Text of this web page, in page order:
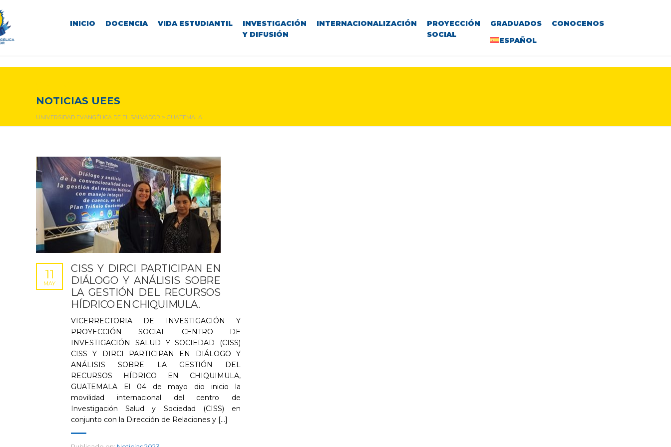
INICIO DOCENCIA VIDA ESTUDIANTIL
INVESTIGACIÓN
Y DIFUSIÓN
INTERNACIONALIZACIÓN
PROYECCIÓN
SOCIAL
GRADUADOS
CONOCENOS
ESPAÑOL
NOTICIAS UEES
UNIVERSIDAD EVANGÉLICA DE EL SALVADOR > GUATEMALA
CISS Y DIRCI PARTICIPAN EN
DIÁLOGO Y ANÁLISIS SOBRE
LA GESTIÓN DEL RECURSOS
HÍDRICO EN CHIQUIMULA.
11
MAY
VICERRECTORIA DE INVESTIGACIÓN Y
PROYECCIÓN SOCIAL CENTRO DE
INVESTIGACIÓN SALUD Y SOCIEDAD (CISS)
CISS Y DIRCI PARTICIPAN EN DIÁLOGO Y
ANÁLISIS SOBRE LA GESTIÓN DEL
RECURSOS HÍDRICO EN CHIQUIMULA,
GUATEMALA El 04 de mayo dio inicio la
movilidad internacional del centro de
Investigación Salud y Sociedad (CISS) en
conjunto con la Dirección de Relaciones y [...]